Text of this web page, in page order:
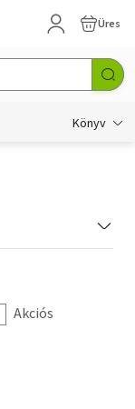
Üres
Könyv
Akciós